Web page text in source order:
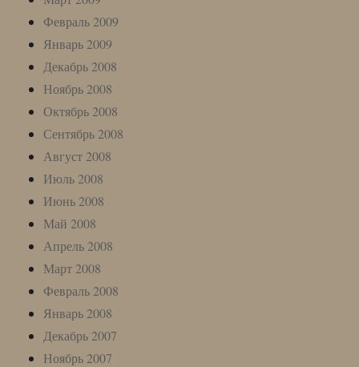
Февраль 2009
Январь 2009
Декабрь 2008
Ноябрь 2008
Октябрь 2008
Сентябрь 2008
Август 2008
Июль 2008
Июнь 2008
Май 2008
Апрель 2008
Март 2008
Февраль 2008
Январь 2008
Декабрь 2007
Ноябрь 2007